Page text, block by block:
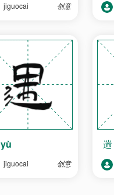
jiguocai 创意
yù
jiguocai 创意
遄